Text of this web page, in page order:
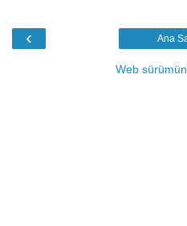
‹ Ana
Web